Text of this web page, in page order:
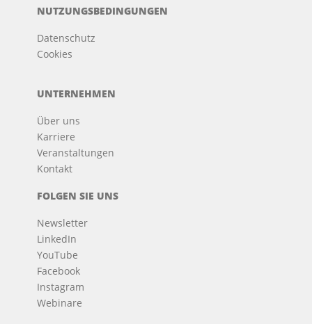
NUTZUNGSBEDINGUNGEN
Datenschutz
Cookies
UNTERNEHMEN
Über uns
Karriere
Veranstaltungen
Kontakt
FOLGEN SIE UNS
Newsletter
LinkedIn
YouTube
Facebook
Instagram
Webinare